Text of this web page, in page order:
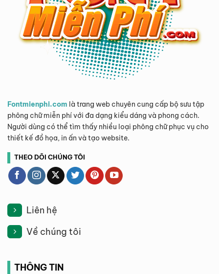
Fontmienphi.com là trang web chuyên cung cấp bộ sưu tập
phông chữ miễn phí với đa dạng kiểu dáng và phong cách.
Người dùng có thể tìm thấy nhiều loại phông chữ phục vụ cho
thiết kế đồ họa, in ấn và tạo website.
THEO DÕI CHÚNG TÔI
Liên hệ
Về chúng tôi
THÔNG TIN